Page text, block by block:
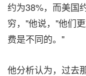
约为38%，而美国
穷，"他说，"他们
费是不同的。"
他分析认为，过去